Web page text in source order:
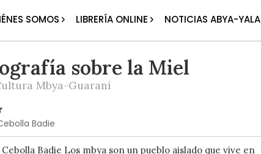
SOMOS LIBRERÍA ONLINE NOTICIAS ABYA-YALA
sobre la Miel
Mbya-Guaraní
Badie
Badie Los mbya son un pueblo aislado que vive en